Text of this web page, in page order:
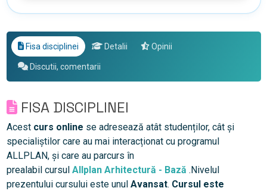
Fisa disciplinei Detalii Opinii
Discutii, comentarii
FISA DISCIPLINEI
Acest curs online se adresează atât studenților, cât și
specialiștilor care au mai interacționat cu programul
ALLPLAN, și care au parcurs în
prealabil cursul Allplan Arhitectură - Bază .Nivelul
prezentului cursului este unul Avansat. Cursul este